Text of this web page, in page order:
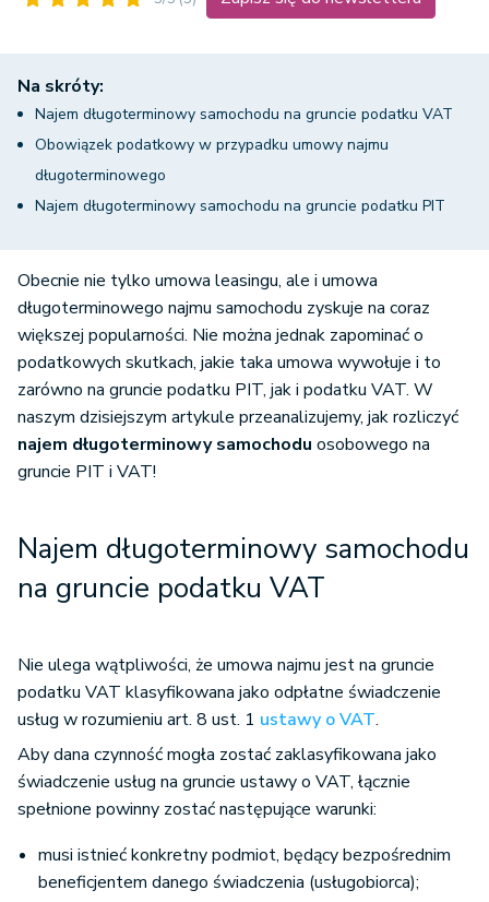
Na skróty:
Najem długoterminowy samochodu na gruncie podatku VAT
Obowiązek podatkowy w przypadku umowy najmu
długoterminowego
Najem długoterminowy samochodu na gruncie podatku PIT
Obecnie nie tylko umowa leasingu, ale i umowa
długoterminowego najmu samochodu zyskuje na coraz
większej popularności. Nie można jednak zapominać o
podatkowych skutkach, jakie taka umowa wywołuje i to
zarówno na gruncie podatku PIT, jak i podatku VAT. W
naszym dzisiejszym artykule przeanalizujemy, jak rozliczyć
najem długoterminowy samochodu osobowego na
gruncie PIT i VAT!
Najem długoterminowy samochodu
na gruncie podatku VAT
Nie ulega wątpliwości, że umowa najmu jest na gruncie
podatku VAT klasyfikowana jako odpłatne świadczenie
usług w rozumieniu art. 8 ust. 1 ustawy o VAT.
Aby dana czynność mogła zostać zaklasyfikowana jako
świadczenie usług na gruncie ustawy o VAT, łącznie
spełnione powinny zostać następujące warunki:
musi istnieć konkretny podmiot, będący bezpośrednim
beneficjentem danego świadczenia (usługobiorca);